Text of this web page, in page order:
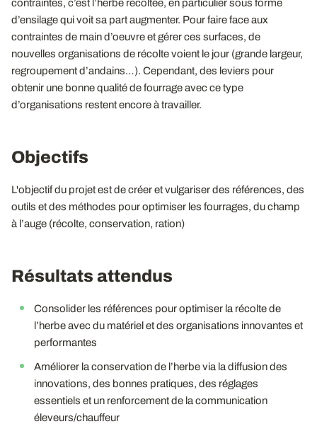
contraintes, c’est l’herbe récoltée, en particulier sous forme
d’ensilage qui voit sa part augmenter. Pour faire face aux
contraintes de main d’oeuvre et gérer ces surfaces, de
nouvelles organisations de récolte voient le jour (grande largeur,
regroupement d’andains…). Cependant, des leviers pour
obtenir une bonne qualité de fourrage avec ce type
d’organisations restent encore à travailler.
Objectifs
L'objectif du projet est de créer et vulgariser des références, des
outils et des méthodes pour optimiser les fourrages, du champ
à l’auge (récolte, conservation, ration)
Résultats attendus
Consolider les références pour optimiser la récolte de
l’herbe avec du matériel et des organisations innovantes et
performantes
Améliorer la conservation de l’herbe via la diffusion des
innovations, des bonnes pratiques, des réglages
essentiels et un renforcement de la communication
éleveurs/chauffeur